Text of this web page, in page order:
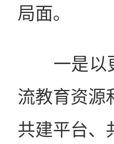
局面。
一是以更
流教育资源
共建平台、